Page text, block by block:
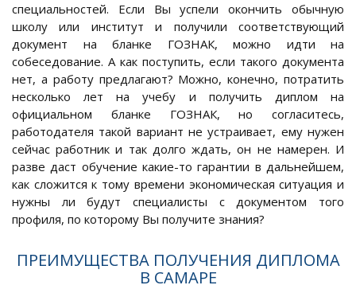
специальностей. Если Вы успели окончить обычную
школу или институт и получили соответствующий
документ на бланке ГОЗНАК, можно идти на
собеседование. А как поступить, если такого документа
нет, а работу предлагают? Можно, конечно, потратить
несколько лет на учебу и получить диплом на
официальном бланке ГОЗНАК, но согласитесь,
работодателя такой вариант не устраивает, ему нужен
сейчас работник и так долго ждать, он не намерен. И
разве даст обучение какие-то гарантии в дальнейшем,
как сложится к тому времени экономическая ситуация и
нужны ли будут специалисты с документом того
профиля, по которому Вы получите знания?
ПРЕИМУЩЕСТВА ПОЛУЧЕНИЯ ДИПЛОМА
В САМАРЕ